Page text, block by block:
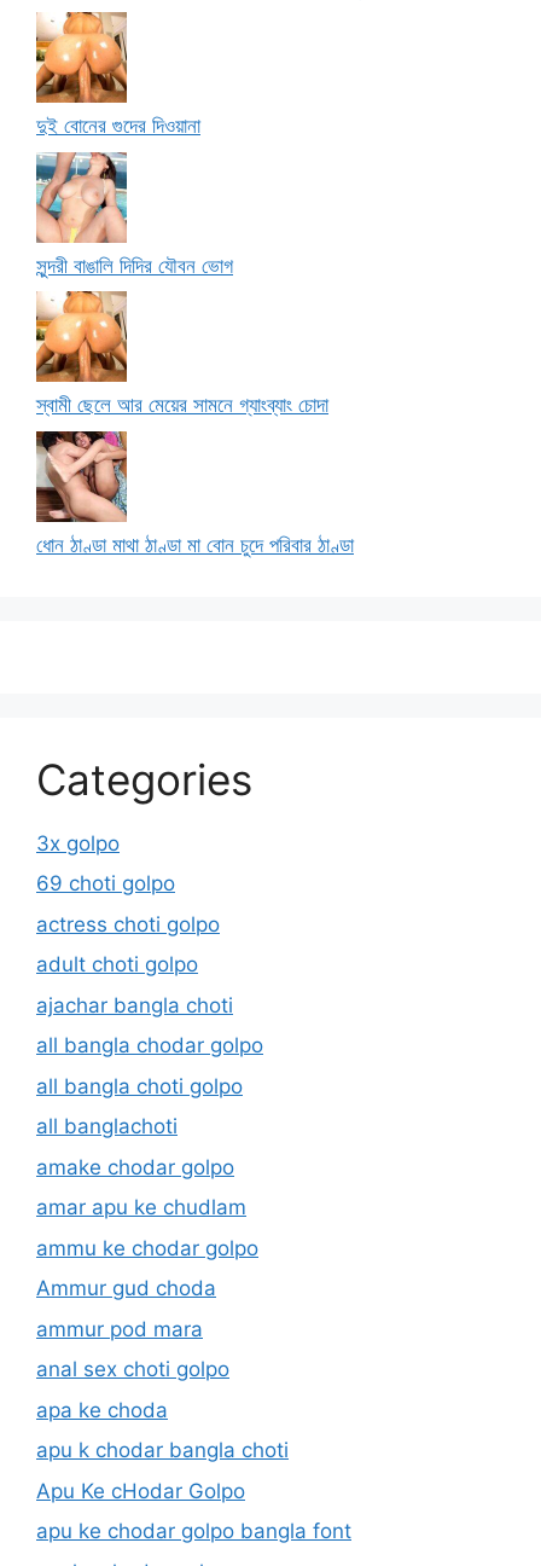
দুই বোনের গুদের দিওয়ানা
সুন্দরী বাঙালি দিদির যৌবন ভোগ
স্বামী ছেলে আর মেয়ের সামনে গ্যাংব্যাং চোদা
ধোন ঠাণ্ডা মাথা ঠাণ্ডা মা বোন চুদে পরিবার ঠাণ্ডা
Categories
3x golpo
69 choti golpo
actress choti golpo
adult choti golpo
ajachar bangla choti
all bangla chodar golpo
all bangla choti golpo
all banglachoti
amake chodar golpo
amar apu ke chudlam
ammu ke chodar golpo
Ammur gud choda
ammur pod mara
anal sex choti golpo
apa ke choda
apu k chodar bangla choti
Apu Ke cHodar Golpo
apu ke chodar golpo bangla font